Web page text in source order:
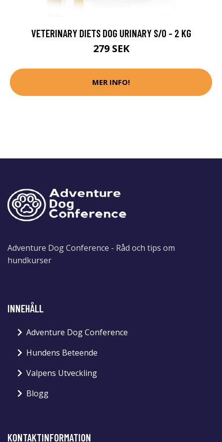
VETERINARY DIETS DOG URINARY S/O - 2 KG
279 SEK
MER INFO!
Adventure Dog Conference - Råd och tips om
hundkurser
INNEHÅLL
Adventure Dog Conference
Hundens Beteende
Valpens Utveckling
Blogg
KONTAKTINFORMATION